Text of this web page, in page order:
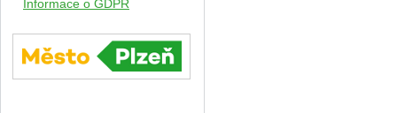
Informace o GDPR